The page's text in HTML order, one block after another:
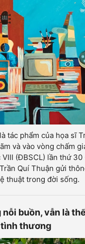
tác phẩm của họa sĩ
và vào vòng chấm
(ĐBSCL) lần thứ 30
Quí Thuận gửi
thuật trong đời sống.
nỗi buồn, vẫn là
tình thương